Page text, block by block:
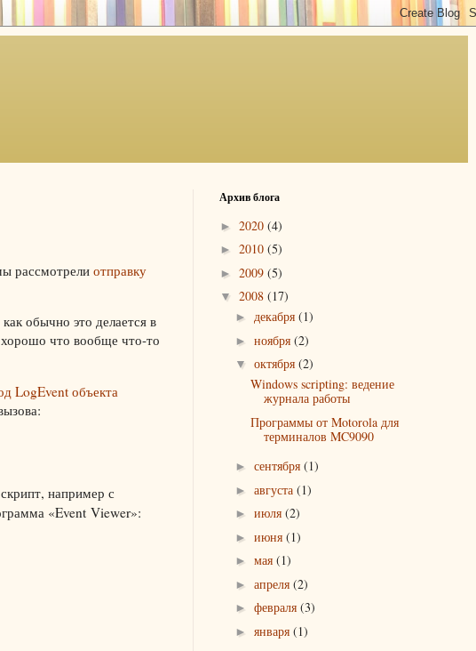
рассмотрели отправку
обычно это делается в
что вообще что-то
LogEvent объекта
например с
«Event Viewer»:
Архив блога
► 2020 (4)
► 2010 (5)
► 2009 (5)
▼ 2008 (17)
► декабря (1)
► ноября (2)
▼ октября (2)
Windows scripting: ведение
журнала работы
Программы от Motorola для
терминалов MC9090
► сентября (1)
► августа (1)
► июля (2)
► июня (1)
► мая (1)
► апреля (2)
► февраля (3)
► января (1)